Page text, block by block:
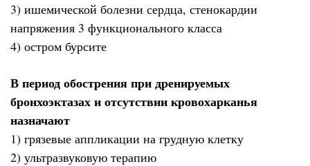
3) ишемической болезни сердца, стенокардии
напряжения 3 функционального класса
4) остром бурсите
В период обострения при дренируемых
бронхоэктазах и отсутствии кровохарканья
назначают
1) грязевые аппликации на грудную клетку
2) ультразвуковую терапию